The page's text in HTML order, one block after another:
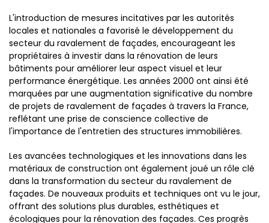
L'introduction de mesures incitatives par les autorités
locales et nationales a favorisé le développement du
secteur du ravalement de façades, encourageant les
propriétaires à investir dans la rénovation de leurs
bâtiments pour améliorer leur aspect visuel et leur
performance énergétique. Les années 2000 ont ainsi été
marquées par une augmentation significative du nombre
de projets de ravalement de façades à travers la France,
reflétant une prise de conscience collective de
l'importance de l'entretien des structures immobilières.
Les avancées technologiques et les innovations dans les
matériaux de construction ont également joué un rôle clé
dans la transformation du secteur du ravalement de
façades. De nouveaux produits et techniques ont vu le jour,
offrant des solutions plus durables, esthétiques et
écologiques pour la rénovation des façades. Ces progrès